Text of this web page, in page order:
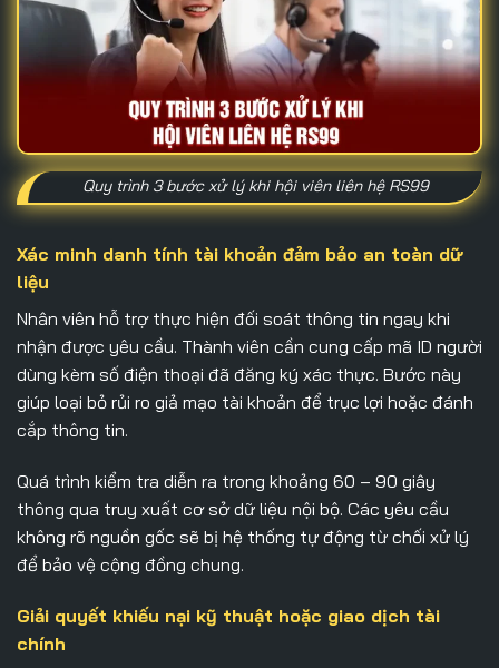
Quy trình 3 bước xử lý khi hội viên liên hệ RS99
Xác minh danh tính tài khoản đảm bảo an toàn dữ
liệu
Nhân viên hỗ trợ thực hiện đối soát thông tin ngay khi
nhận được yêu cầu. Thành viên cần cung cấp mã ID người
dùng kèm số điện thoại đã đăng ký xác thực. Bước này
giúp loại bỏ rủi ro giả mạo tài khoản để trục lợi hoặc đánh
cắp thông tin.
Quá trình kiểm tra diễn ra trong khoảng 60 – 90 giây
thông qua truy xuất cơ sở dữ liệu nội bộ. Các yêu cầu
không rõ nguồn gốc sẽ bị hệ thống tự động từ chối xử lý
để bảo vệ cộng đồng chung.
Giải quyết khiếu nại kỹ thuật hoặc giao dịch tài
chính